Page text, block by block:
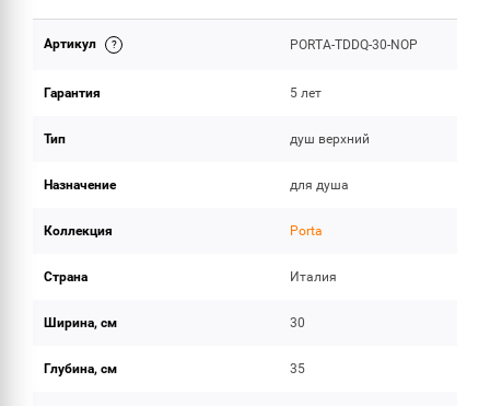
ОБЪЕМ ПОСТАВКИ
Артикул PORTA-TDDQ-30-NOP
Гарантия 5 лет
Тип душ верхний
Назначение для душа
Коллекция Porta
Страна Италия
Ширина, см 30
Глубина, см 35